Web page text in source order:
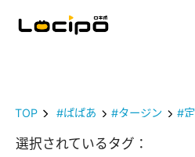
TOP #ばばあ #タージン #
選択されているタグ：